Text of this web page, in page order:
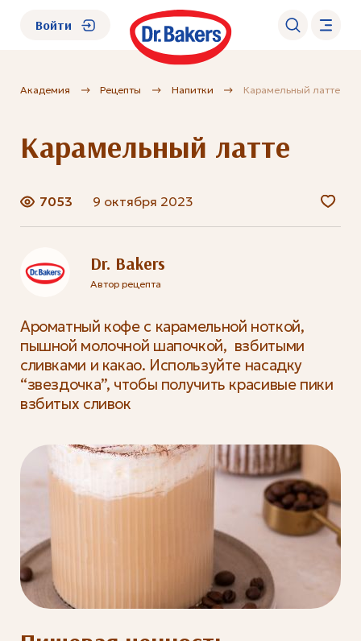
О нас
Каталог
Академия
Войти
Академия Рецепты Напитки Карамельный латте
Карамельный латте
7053 9 октября 2023
Dr. Bakers
Автор рецепта
Ароматный кофе с карамельной ноткой,
пышной молочной шапочкой, взбитыми
сливками и какао. Используйте насадку
“звездочка”, чтобы получить красивые пики
взбитых сливок